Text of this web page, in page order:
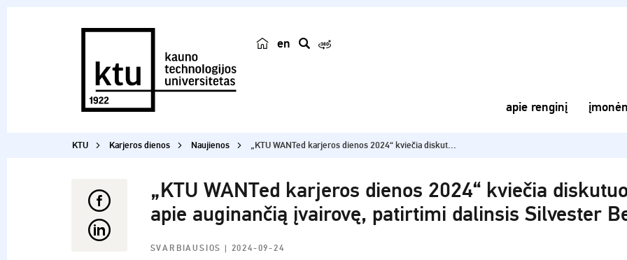
en
k
apie renginį
KTU Karjeros dienos Naujienos „KTU WANTed karjeros dienos 2024“ kviečia diskut...
„KTU WANTed karjeros dienos 2024“ kviečia
apie auginančią įvairovę, patirtimi dalinsis Silvester
SVARBIAUSIOS | 2024-09-24